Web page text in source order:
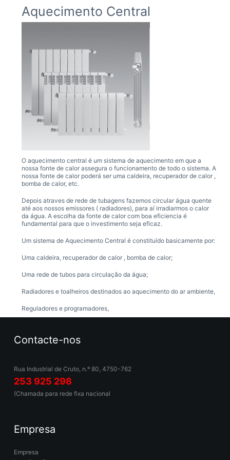
Aquecimento Central
O aquecimento central é um sistema de aquecimento em que a
nossa fonte de calor assegura o funcionamento de todo o sistema. A
nossa fonte de calor poderá ser uma caldeira, recuperador de calor ,
bomba de calor, etc.
Depois atraves de rede de tubagens fazemos circular água quente
até aos nossos emissores ( radiadores), para aí irradiarmos o calor
da água. A escolha da fonte de calor com boa eficiencia é
fundamental para que o investimento seja eficaz.
Um sistema de Aquecimento Central é constituído basicamente por:
Uma caldeira, recuperador de calor , bomba de calor;
Uma rede de tubos para circulação da água;
Radiadores e toalheiros destinados ao aquecimento do ar ambiente,
Reguladores e programadores,
Contacte-nos
Rua Industrial de Cruto, n.º 80, 4750-762
253 925 298
(Chamada para rede fixa nacional
Empresa
Empresa